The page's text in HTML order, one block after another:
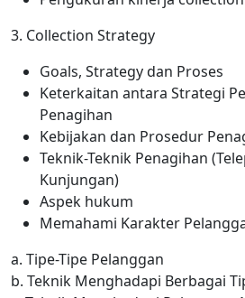
3. Collection Strategy
Goals, Strategy dan Proses
Keterkaitan antara Strategi
Penagihan
Kebijakan dan Prosedur
Teknik-Teknik Penagihan
Kunjungan)
Aspek hukum
Memahami Karakter
a. Tipe-Tipe Pelanggan
b. Teknik Menghadapi Berbagai